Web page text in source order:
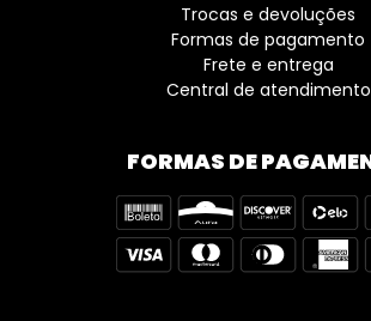
Trocas e devoluções
Formas de pagamento
Frete e entrega
Central de atendimento
FORMAS DE